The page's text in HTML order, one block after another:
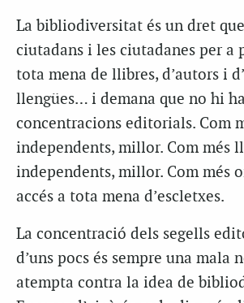
La bibliodiversitat és un dret
ciutadans i les ciutadanes per a
tota mena de llibres, d’autors i
llengües… i demana que no hi
concentracions editorials. Com
independents, millor. Com més
independents, millor. Com més
accés a tota mena d’escletxes.
La concentració dels segells
d’uns pocs és sempre una mala
atempta contra la idea de